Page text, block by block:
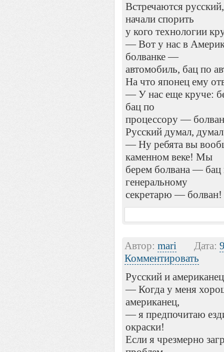
Встречаются
начали спорить
у кого технологии
— Вот у нас в
болванке —
автомобиль, бац по
На что японец ему
— У нас еще круче:
бац по
процессору —
Русский думал,
— Ну ребята вы
каменном веке! Мы
берем болвана — бац
генеральному
секретарю — болван!
Автор: mari Дата:
Комментировать
Русский и
— Когда у меня
американец,
— я предпочитаю
окраски!
Если я чрезмерно